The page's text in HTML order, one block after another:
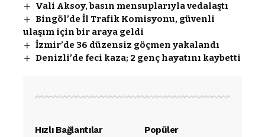
Vali Aksoy, basın mensuplarıyla vedalaştı
Bingöl’de İl Trafik Komisyonu, güvenli
ulaşım için bir araya geldi
İzmir’de 36 düzensiz göçmen yakalandı
Denizli’de feci kaza; 2 genç hayatını kaybetti
Hızlı Bağlantılar
Popüler